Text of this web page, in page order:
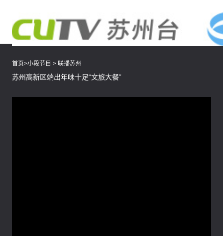
首页>小段节目 > 联播苏州
苏州高新区端出年味十足“文旅大餐”